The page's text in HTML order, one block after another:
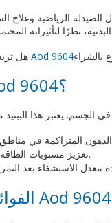
Aod 9604
كيف يعمل Aod 9604؟
تعزيز مستويات الطاقة لدى المستخدمين.
الفوائد المحتملة لـ Aod 9604